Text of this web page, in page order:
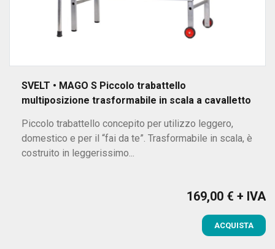
SVELT • MAGO S Piccolo trabattello
multiposizione trasformabile in scala a cavalletto
Piccolo trabattello concepito per utilizzo leggero,
domestico e per il “fai da te”. Trasformabile in scala, è
costruito in leggerissimo...
Prezzo
169,00 € + IVA
ACQUISTA